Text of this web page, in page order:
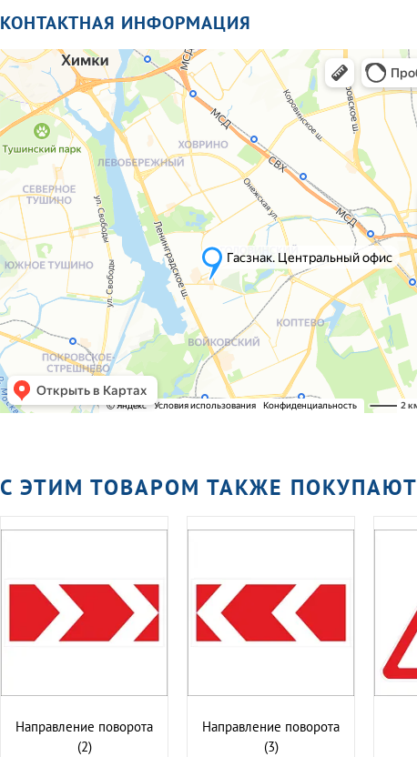
КОНТАКТНАЯ ИНФОРМАЦИЯ
С ЭТИМ ТОВАРОМ ТАКЖЕ ПОКУПАЮТ
Направление поворота
(2)
Направление поворота
(3)